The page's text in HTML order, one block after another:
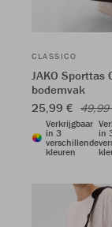
CLASSICO
JAKO Sporttas
bodemvak
25,99 € 49,99
Verkrijgbaar
in 3
verschillende
kleuren
in